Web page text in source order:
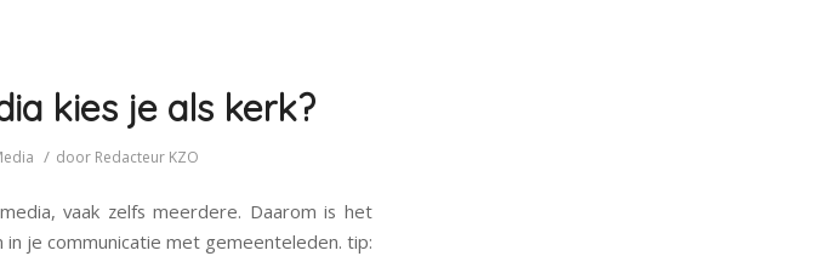
kies je als kerk?
/ door Redacteur KZO
vaak zelfs meerdere. Daarom is het
in je communicatie met gemeenteleden. tip: